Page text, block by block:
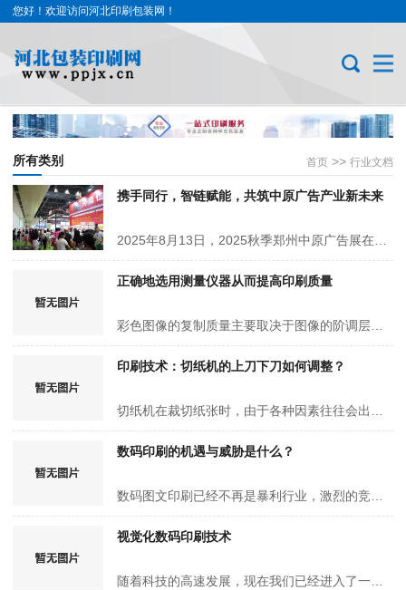
您好！欢迎访问河北印刷包装网！
首页 >> 行业文档
所有类别
携手同行，智链赋能，共筑中原广告产业新未来
2025年8月13日，2025秋季郑州中原广告展在郑州国际会展中心隆重拉开帷幕。名企汇聚，生态共融作为广标行业的专业性展会，本届秋季郑州中原广告展汇聚产业链上下游众多企业：知名的设备制造商、具有影响力…
正确地选用测量仪器从而提高印刷质量
彩色图像的复制质量主要取决于图像的阶调层次和色彩再现的程度。图像的阶调、层次是指图像中从亮到暗的变化范围以及亮暗之间的密度数据分布状况。但是阶调、层次并不是同一个概念，阶调指的是图像整体明暗…
印刷技术：切纸机的上刀下刀如何调整？
切纸机在裁切纸张时，由于各种因素往往会出现上刀、下刀现象(也称凸刀、凹刀现象)，给印刷套准带来困难。在此对上刀、下刀现象的产生原因做一分析与总结。 1.千斤压力不够 有两种情况： …
数码印刷的机遇与威胁是什么？
数码图文印刷已经不再是暴利行业，激烈的竞争和其他行业的威胁使得这个行业发展越来越危险。数码图文企业在复杂的市场变化下找到适合自身的发展道路才是值得深思的问题。 据数码图文印刷SWOT分析，数…
视觉化数码印刷技术
随着科技的高速发展，现在我们已经进入了一个信息化时代，效率化时代，数字化时代。就像很多东西都不用做的那么复杂，科技的力量就能实现。比如“印刷”就是最好的例子，随着上个世纪70年代末自动激光照排…